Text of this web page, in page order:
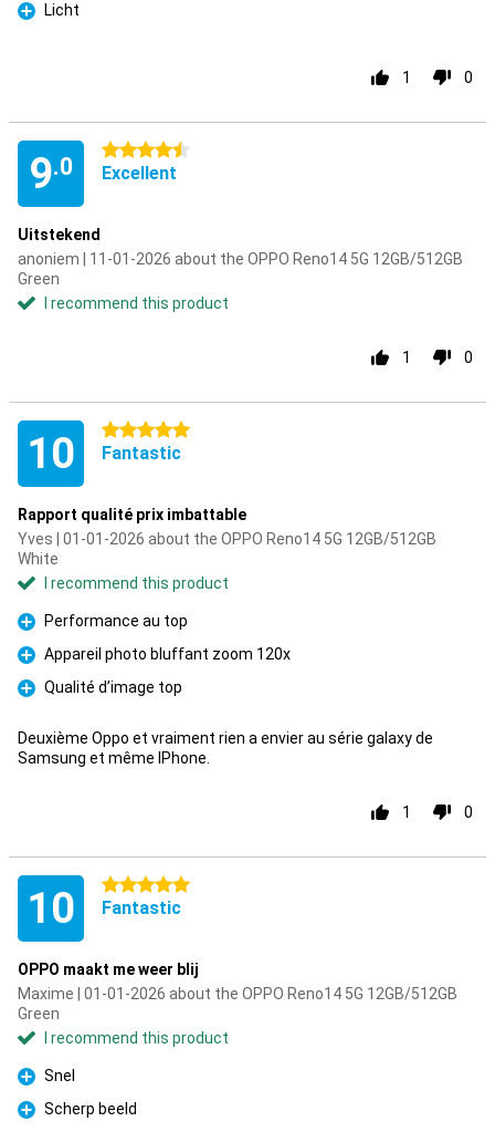
Pro
Licht
1 0
9.0
4.5 stars
Excellent
Uitstekend
anoniem | 11-01-2026 about the OPPO Reno14 5G 12GB/512GB
Green
I recommend this product
1 0
10 5 stars
Fantastic
Rapport qualité prix imbattable
Yves | 01-01-2026 about the OPPO Reno14 5G 12GB/512GB
White
I recommend this product
Pro
Performance au top
Pro
Appareil photo bluffant zoom 120x
Pro
Qualité d’image top
Deuxième Oppo et vraiment rien a envier au série galaxy de
Samsung et même IPhone.
1 0
10 5 stars
Fantastic
OPPO maakt me weer blij
Maxime | 01-01-2026 about the OPPO Reno14 5G 12GB/512GB
Green
I recommend this product
Pro
Snel
Pro
Scherp beeld